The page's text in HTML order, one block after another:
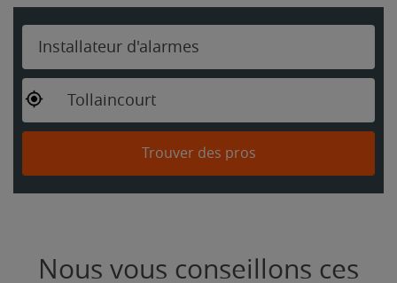
Installateur d'alarmes
Tollaincourt
Trouver des pros
Nous vous conseillons ces